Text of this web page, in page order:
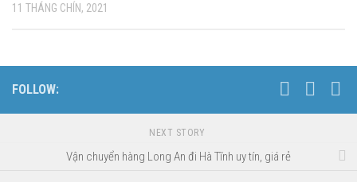
11 THÁNG CHÍN, 2021
FOLLOW:
NEXT STORY
Vận chuyển hàng Long An đi Hà Tĩnh uy tín, giá rẻ